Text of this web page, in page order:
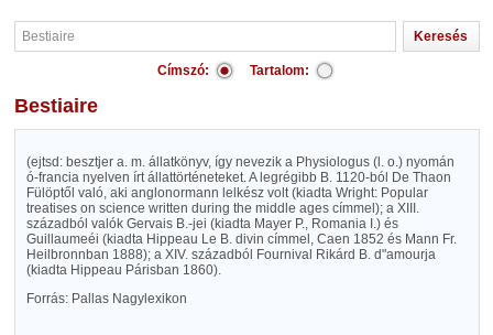
Címszó: Tartalom:
Bestiaire
(ejtsd: besztjer a. m. állatkönyv, így nevezik a Physiologus (l. o.) nyomán
ó-francia nyelven írt állattörténeteket. A legrégibb B. 1120-ból De Thaon
Fülöptől való, aki anglonormann lelkész volt (kiadta Wright: Popular
treatises on science written during the middle ages címmel); a XIII.
századból valók Gervais B.-jei (kiadta Mayer P., Romania I.) és
Guillaumeéi (kiadta Hippeau Le B. divin címmel, Caen 1852 és Mann Fr.
Heilbronnban 1888); a XIV. századból Fournival Rikárd B. d"amourja
(kiadta Hippeau Párisban 1860).
Forrás: Pallas Nagylexikon